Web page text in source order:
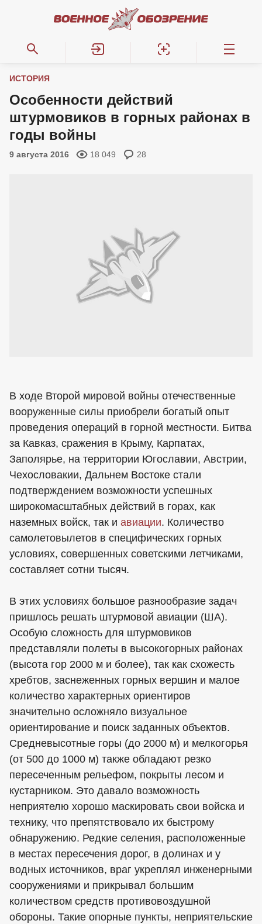
ИСТОРИЯ
Особенности действий
штурмовиков в горных районах в
годы войны
9 августа 2016 18 049 28
В ходе Второй мировой войны отечественные
вооруженные силы приобрели богатый опыт
проведения операций в горной местности. Битва
за Кавказ, сражения в Крыму, Карпатах,
Заполярье, на территории Югославии, Австрии,
Чехословакии, Дальнем Востоке стали
подтверждением возможности успешных
широкомасштабных действий в горах, как
наземных войск, так и авиации. Количество
самолетовылетов в специфических горных
условиях, совершенных советскими летчиками,
составляет сотни тысяч.
В этих условиях большое разнообразие задач
пришлось решать штурмовой авиации (ША).
Особую сложность для штурмовиков
представляли полеты в высокогорных районах
(высота гор 2000 м и более), так как схожесть
хребтов, заснеженных горных вершин и малое
количество характерных ориентиров
значительно осложняло визуальное
ориентирование и поиск заданных объектов.
Средневысотные горы (до 2000 м) и мелкогорья
(от 500 до 1000 м) также обладают резко
пересеченным рельефом, покрыты лесом и
кустарником. Это давало возможность
неприятелю хорошо маскировать свои войска и
технику, что препятствовало их быстрому
обнаружению. Редкие селения, расположенные
в местах пересечения дорог, в долинах и у
водных источников, враг укреплял инженерными
сооружениями и прикрывал большим
количеством средств противовоздушной
обороны. Такие опорные пункты, неприятельские